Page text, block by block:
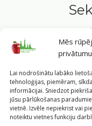
Mēs
privātumu
Lai nodrošinātu labāko
tehnoloģijas, piemēram,
informācijai. Sniedzot
jūsu pārlūkošanas
vietnē. Izvēle nepiekrist vai
noteiktu vietnes funkciju
©2026 Veselīgs
informāciju, atsauce